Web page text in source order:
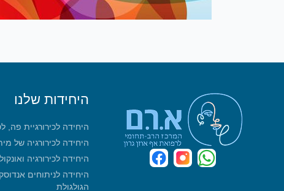
היחידות שלנו
היחידה לכירורגיית
היחידה לכירורגיה של
היחידה לכירורגיה
היחידה לניתוחים
הגולגולת